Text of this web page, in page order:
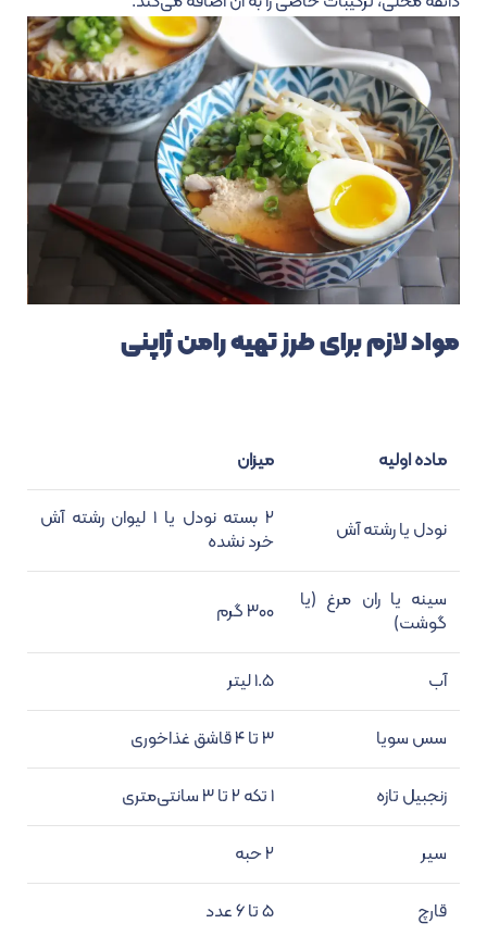
مواد لازم برای طرز تهیه رامن ژاپنی
ماده اولیه میزان
نودل یا رشته آش
۲ بسته نودل یا ۱ لیوان رشته آش
خرد نشده
سینه یا ران مرغ (یا
گوشت)
۳۰۰ گرم
آب ۱.۵ لیتر
سس سویا ۳ تا ۴ قاشق غذاخوری
زنجبیل تازه ۱ تکه ۲ تا ۳ سانتی‌متری
سیر ۲ حبه
قارچ ۵ تا ۶ عدد